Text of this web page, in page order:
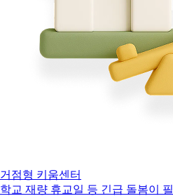
거점형 키움센터
학교 재량 휴교일 등 긴급 돌봄이